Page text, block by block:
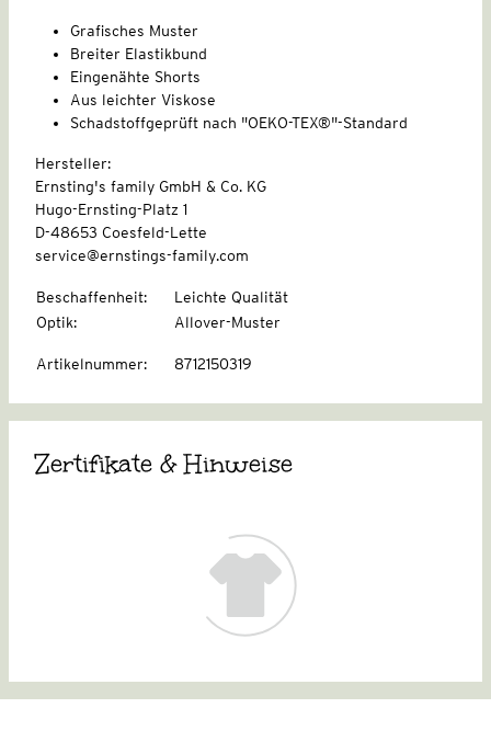
Grafisches Muster
Breiter Elastikbund
Eingenähte Shorts
Aus leichter Viskose
Schadstoffgeprüft nach "OEKO-TEX®"-Standard
Hersteller:
Ernsting's family GmbH & Co. KG
Hugo-Ernsting-Platz 1
D-48653 Coesfeld-Lette
service@ernstings-family.com
Beschaffenheit:
Leichte Qualität
Optik: Allover-Muster
Artikelnummer: 8712150319
Zertifikate & Hinweise